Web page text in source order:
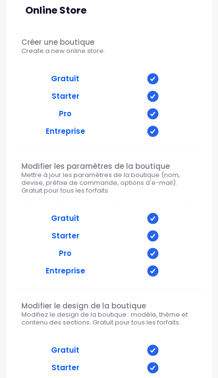
Online Store
Créer une boutique
Create a new online store.
Gratuit
Starter
Pro
Entreprise
Modifier les paramètres de la boutique
Mettre à jour les paramètres de la boutique (nom,
devise, préfixe de commande, options d'e-mail).
Gratuit pour tous les forfaits.
Gratuit
Starter
Pro
Entreprise
Modifier le design de la boutique
Modifiez le design de la boutique : modèle, thème et
contenu des sections. Gratuit pour tous les forfaits.
Gratuit
Starter